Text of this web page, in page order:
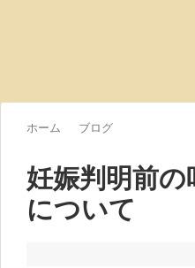
ホーム ブログ
妊娠判明前
について